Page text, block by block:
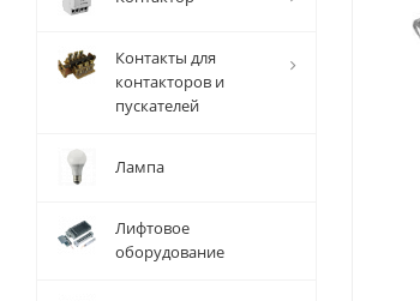
Контакты для
контакторов и
пускателей
Лампа
Лифтовое
оборудование